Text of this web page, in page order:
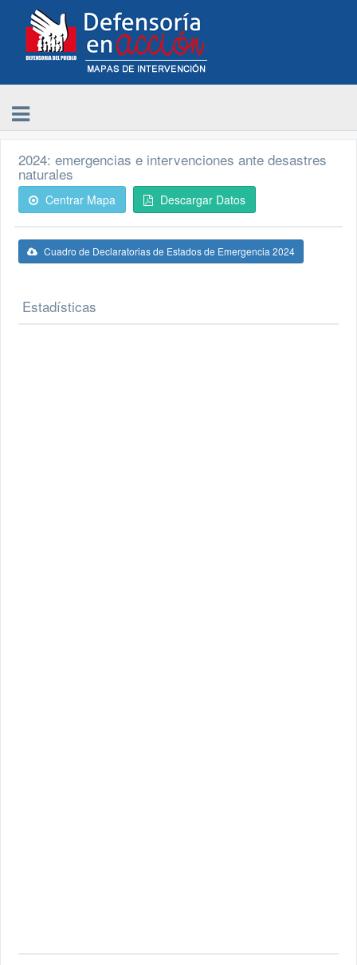
2024: emergencias e intervenciones ante desastres
naturales
Centrar Mapa Descargar Datos
Cuadro de Declaratorias de Estados de Emergencia 2024
Estadísticas